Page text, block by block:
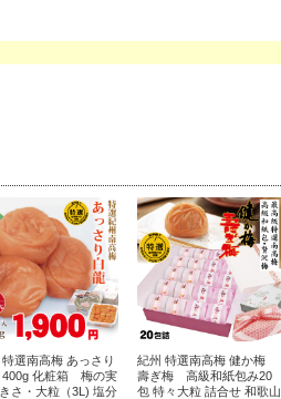
選南高梅 あっさり
400g 化粧箱 梅の実
さ・大粒（3L) 塩分
紀州 特選南高梅 健か梅
壽ぎ梅 高級和紙包み20
包 特々大粒 詰合せ 和歌山